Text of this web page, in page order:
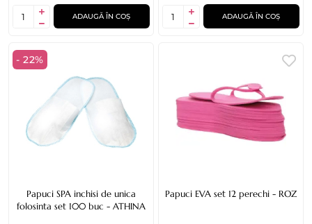
ADAUGĂ ÎN COȘ ADAUGĂ ÎN COȘ
- 22%
Papuci SPA inchisi de unica
folosinta set 100 buc - ATHINA
Papuci EVA set 12 perechi - ROZ